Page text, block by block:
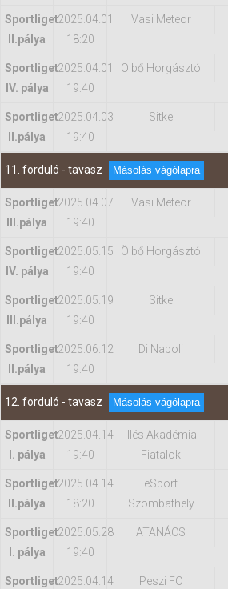
Sportliget
II.pálya
2025.04.01
18:20
Vasi Meteor
Sportliget
IV. pálya
2025.04.01
19:40
Ölbő Horgásztó
Sportliget
II.pálya
2025.04.03
19:40
Sitke
11. forduló - tavasz Másolás vágólapra
Sportliget
IIl.pálya
2025.04.07
19:40
Vasi Meteor
Sportliget
IV. pálya
2025.05.15
19:40
Ölbő Horgásztó
Sportliget
IIl.pálya
2025.05.19
19:40
Sitke
Sportliget
II.pálya
2025.06.12
19:40
Di Napoli
12. forduló - tavasz Másolás vágólapra
Sportliget
I. pálya
2025.04.14
19:40
Illés Akadémia
Fiatalok
Sportliget
II.pálya
2025.04.14
18:20
eSport
Szombathely
Sportliget
I. pálya
2025.05.28
19:40
ATANÁCS
Sportliget2025.04.14
Peszi FC